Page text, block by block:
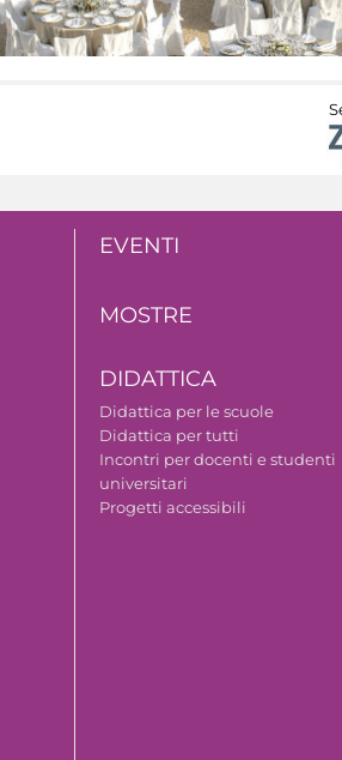
EVENTI
MOSTRE
DIDATTICA
Didattica per le scuole
Didattica per tutti
Incontri per docenti e studenti
universitari
Progetti accessibili